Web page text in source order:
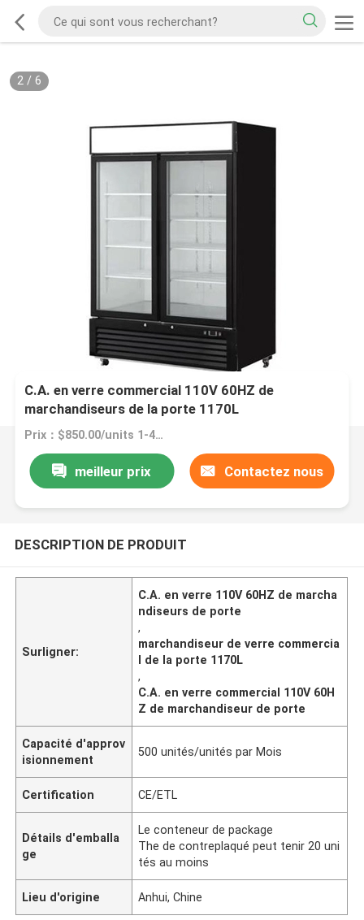
2/ 6
C.A. en verre commercial 110V 60HZ de
marchandiseurs de la porte 1170L
Prix：$850.00/units 1-4 units
meilleur prix Contactez nous
DESCRIPTION DE PRODUIT
Surligner:
C.A. en verre 110V 60HZ de marcha
ndiseurs de porte
,
marchandiseur de verre commercia
l de la porte 1170L
,
C.A. en verre commercial 110V 60H
Z de marchandiseur de porte
Capacité d'approv
isionnement
500 unités/unités par Mois
Certification CE/ETL
Détails d'emballa
ge
Le conteneur de package
The de contreplaqué peut tenir 20 uni
tés au moins
Lieu d'origine Anhui, Chine